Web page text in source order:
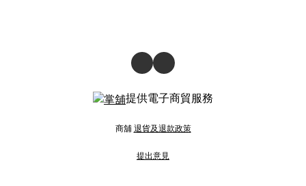
提供電子商貿服務
商舖 退貨及退款政策
提出意見